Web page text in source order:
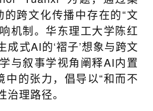
的跨文化传播中存在的“文
机制。华东理工大学陈红
成式AI的‘褶子’想象与跨文
与叙事学视角阐释AI内置
的张力，倡导以“和而不
治理路径。